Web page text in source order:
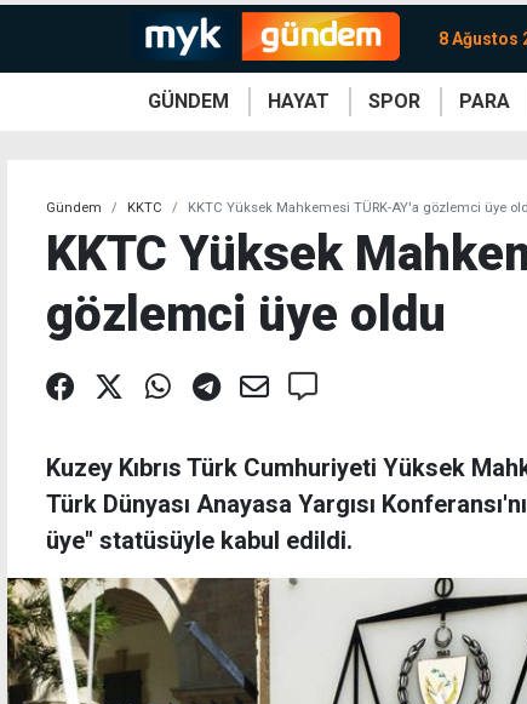
8 Ağustos
GÜNDEM HAYAT SPOR PARA
Gündem KKTC KKTC Yüksek Mahkemesi TÜRK-AY'a gözlemci üye
KKTC Yüksek
gözlemci üye oldu
Kuzey Kıbrıs Türk Cumhuriyeti Yüksek
Türk Dünyası Anayasa Yargısı
üye" statüsüyle kabul edildi.